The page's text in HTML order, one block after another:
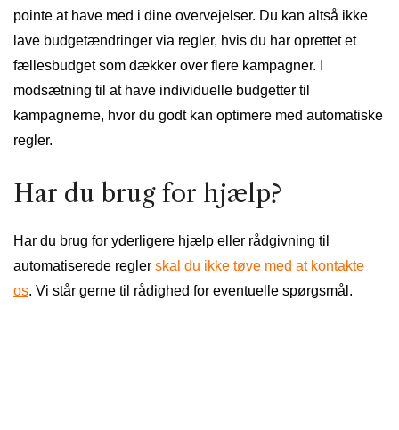
pointe at have med i dine overvejelser. Du kan altså ikke
lave budgetændringer via regler, hvis du har oprettet et
fællesbudget som dækker over flere kampagner. I
modsætning til at have individuelle budgetter til
kampagnerne, hvor du godt kan optimere med automatiske
regler.
Har du brug for hjælp?
Har du brug for yderligere hjælp eller rådgivning til
automatiserede regler skal du ikke tøve med at kontakte
os. Vi står gerne til rådighed for eventuelle spørgsmål.